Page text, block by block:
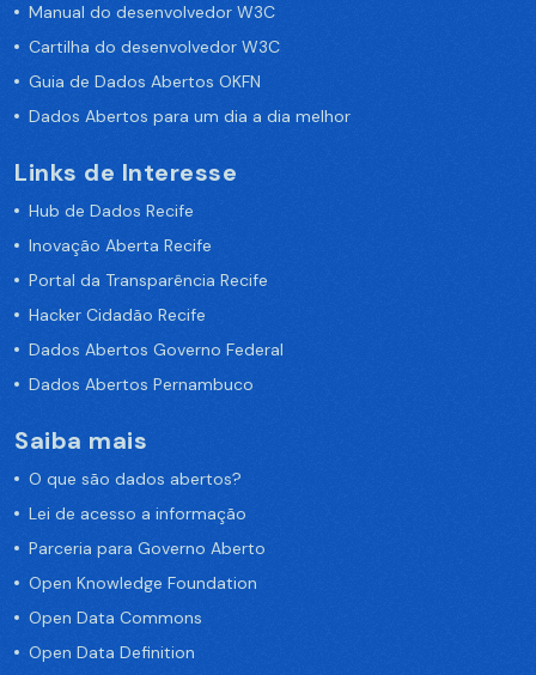
Manual do desenvolvedor W3C
Cartilha do desenvolvedor W3C
Guia de Dados Abertos OKFN
Dados Abertos para um dia a dia melhor
Links de Interesse
Hub de Dados Recife
Inovação Aberta Recife
Portal da Transparência Recife
Hacker Cidadão Recife
Dados Abertos Governo Federal
Dados Abertos Pernambuco
Saiba mais
O que são dados abertos?
Lei de acesso a informação
Parceria para Governo Aberto
Open Knowledge Foundation
Open Data Commons
Open Data Definition